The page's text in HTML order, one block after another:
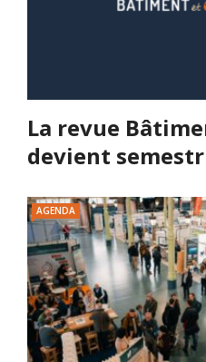
La revue
devient
AGENDA